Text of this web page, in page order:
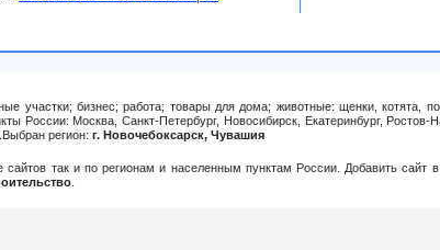
участки; бизнес; работа; товары для дома; животные: щенки, котята,
России: Москва, Санкт-Петербург, Новосибирск, Екатеринбург, Ростов-
регион: г. Новочебоксарск, Чувашия
сайтов так и по регионам и населенным пунктам России. Добавить сайт